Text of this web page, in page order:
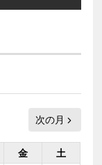
金
土